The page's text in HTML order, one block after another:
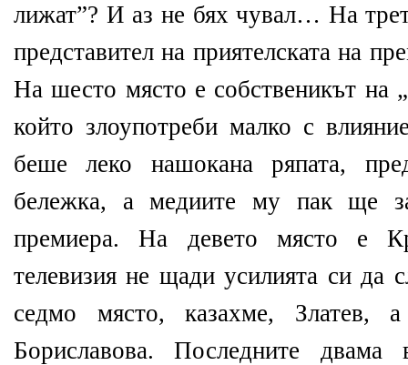
лижат”? И аз не бях чувал… На
представител на приятелската на
На шесто място е собственикът на
който злоупотреби малко с
беше леко нашокана ряпата,
бележка, а медиите му пак ще
премиера. На девето място е
телевизия не щади усилията си да
седмо място, казахме, Златев,
Бориславова. Последните